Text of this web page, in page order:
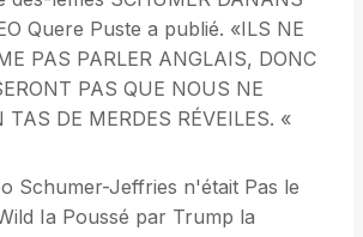
Quere Puste a publié. «ILS NE
PAS PARLER ANGLAIS, DONC
PAS QUE NOUS NE
TAS DE MERDES RÉVEILES. «
Schumer-Jeffries n'était Pas le
Ia Poussé par Trump la